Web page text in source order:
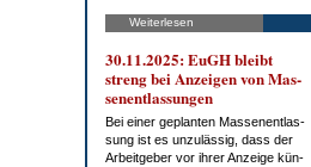
Weiterlesen
30.11.2025: EuGH bleibt
streng bei An­zei­gen von Mas­
sen­ent­las­sun­gen
Bei ei­ner ge­plan­ten Mas­sen­ent­las­
sung ist es un­zu­läs­sig, dass der
Ar­beit­ge­ber vor ih­rer An­zei­ge kün­